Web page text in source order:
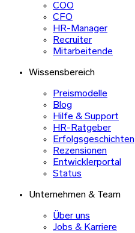
COO
CFO
HR-Manager
Recruiter
Mitarbeitende
Wissensbereich
Preismodelle
Blog
Hilfe & Support
HR-Ratgeber
Erfolgsgeschichten
Rezensionen
Entwicklerportal
Status
Unternehmen & Team
Über uns
Jobs & Karriere